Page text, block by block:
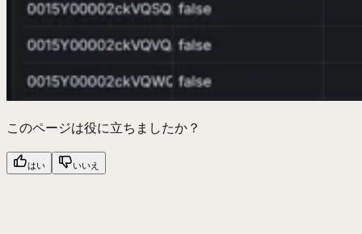
このページは役に立ちましたか？
はい いいえ